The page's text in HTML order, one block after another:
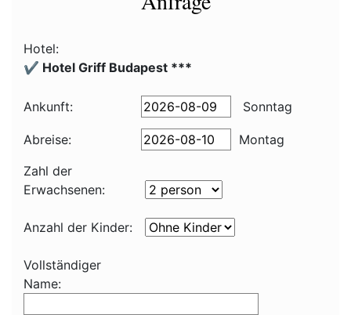
Hotel:
✔️ Hotel Griff Budapest ***
Ankunft: Sonntag
Abreise:
Montag
Zahl der
Erwachsenen:
Anzahl der Kinder:
Vollständiger
Name: